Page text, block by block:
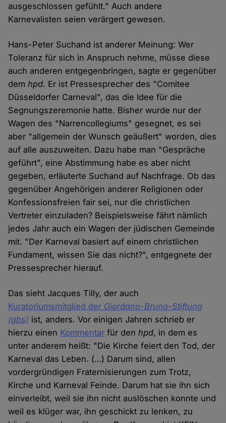
ausgeschlossen gefühlt." Auch andere
Karnevalisten seien verärgert gewesen.
Hans-Peter Suchand ist anderer Meinung: Wer
Toleranz für sich in Anspruch nehme, müsse diese
auch anderen entgegenbringen, sagte er gegenüber
demhpd. Er ist Pressesprecher des "Comitee
Düsseldorfer Carneval", das die Idee für die
Segnungszeremonie hatte. Bisher wurde nur der
Wagen des "Narrencollegiums" gesegnet, es sei
aber "allgemein der Wunsch geäußert" worden, dies
auf alle auszuweiten. Dazu habe man "Gespräche
geführt", eine Abstimmung habe es aber nicht
gegeben, erläuterte Suchand auf Nachfrage. Ob das
gegenüber Angehörigen anderer Religionen oder
Konfessionsfreien fair sei, nur die christlichen
Vertreter einzuladen? Beispielsweise fährt nämlich
jedes Jahr auch ein Wagen der jüdischen Gemeinde
mit. "Der Karneval basiert auf einem christlichen
Fundament, wissen Sie das nicht?", entgegnete der
Pressesprecher hierauf.
Das sieht Jacques Tilly, der auch
Kuratoriumsmitglied der Giordano-Bruno-Stiftung
(gbs) ist, anders. Vor einigen Jahren schrieb er
hierzu einen Kommentar für denhpd, in dem es
unter anderem heißt: "Die Kirche feiert den Tod, der
Karneval das Leben. (…) Darum sind, allen
vordergründigen Fraternisierungen zum Trotz,
Kirche und Karneval Feinde. Darum hat sie ihn sich
einverleibt, weil sie ihn nicht auslöschen konnte und
weil es klüger war, ihn geschickt zu lenken, zu